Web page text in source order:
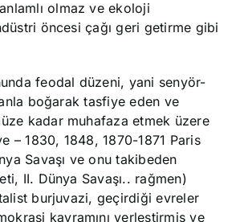
olmaz ve ekoloji
öncesi çağı geri getirme gibi
feodal düzeni, yani senyör-
boğarak tasfiye eden ve
kadar muhafaza etmek üzere
– 1830, 1848, 1870-1871 Paris
Savaşı ve onu takibeden
II. Dünya Savaşı.. rağmen)
burjuvazi, geçirdiği evreler
kavramını yerleştirmiş ve